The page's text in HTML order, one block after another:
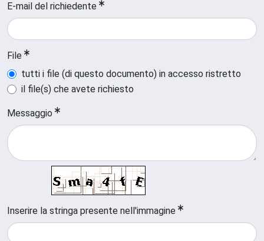
E-mail del richiedente
File
tutti i file (di questo documento) in accesso ristretto
il file(s) che avete richiesto
Messaggio
Inserire la stringa presente nell'immagine